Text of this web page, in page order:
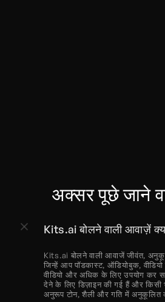
अक्सर पूछे जाने
Kits.ai बोलने वाली आवाज़ें
Kits.ai बोलने वाली आवाजें जीवंत,
जिन्हें आप पॉडकास्ट, ऑडियोबुक,
वीडियो और अधिक के लिए उपयोग कर
देने के लिए डिज़ाइन की गई हैं और किसी
अनुरूप टोन, शैली और गति में अनुकूलित